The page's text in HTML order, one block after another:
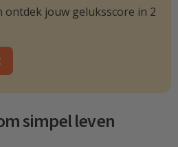
ontdek jouw geluksscore in 2
simpel leven